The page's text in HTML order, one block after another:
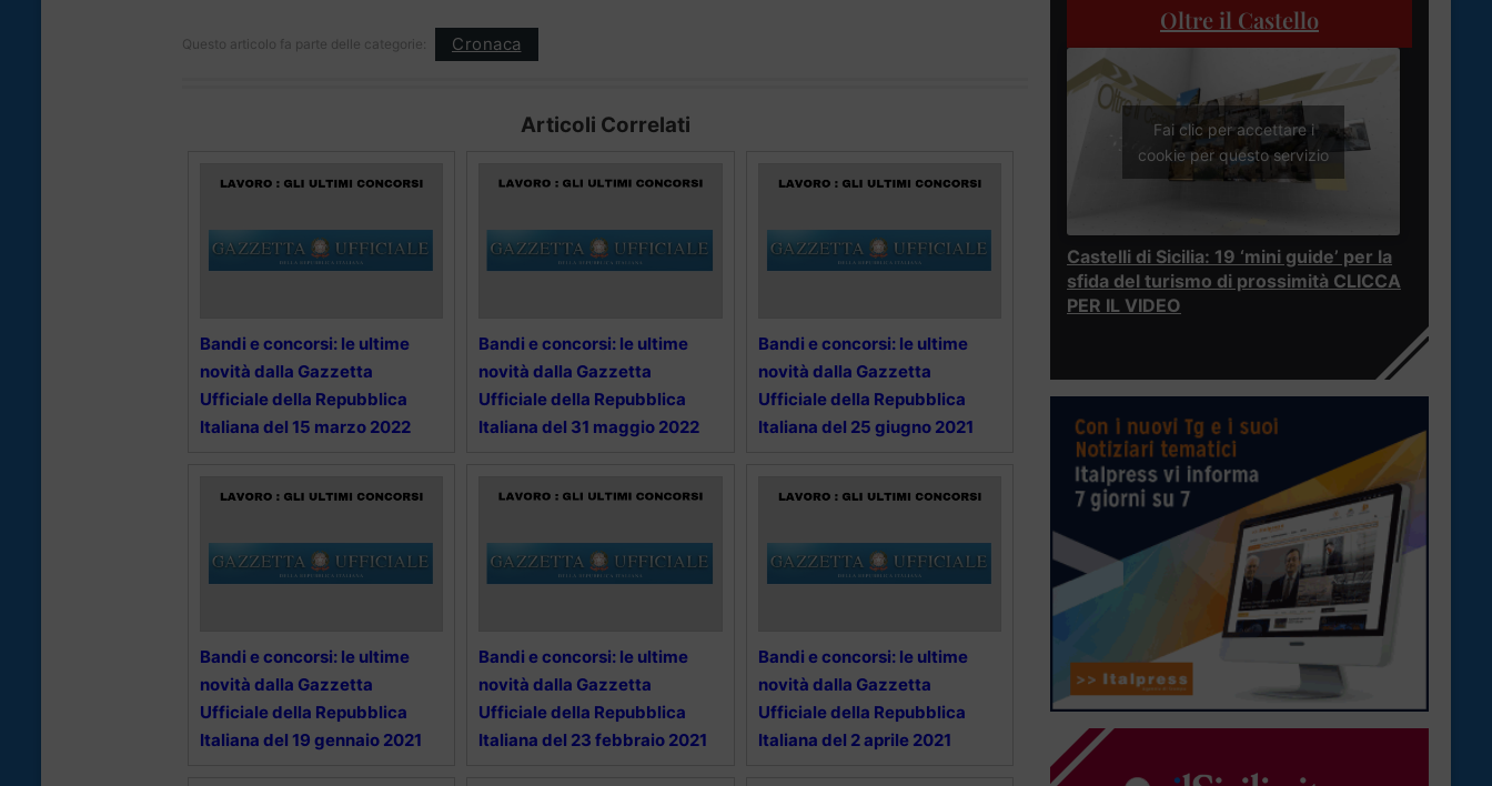
Questo articolo fa parte delle categorie: Cronaca
Articoli Correlati
Bandi e concorsi: le ultime
novità dalla Gazzetta
Ufficiale della Repubblica
Italiana del 15 marzo 2022
Bandi e concorsi: le ultime
novità dalla Gazzetta
Ufficiale della Repubblica
Italiana del 31 maggio 2022
Bandi e concorsi: le ultime
novità dalla Gazzetta
Ufficiale della Repubblica
Italiana del 25 giugno 2021
Bandi e concorsi: le ultime
novità dalla Gazzetta
Ufficiale della Repubblica
Italiana del 19 gennaio 2021
Bandi e concorsi: le ultime
novità dalla Gazzetta
Ufficiale della Repubblica
Italiana del 23 febbraio 2021
Bandi e concorsi: le ultime
novità dalla Gazzetta
Ufficiale della Repubblica
Italiana del 2 aprile 2021
Oltre il Castello
Fai clic per accettare i
cookie per questo servizio
Castelli di Sicilia: 19 ‘mini guide’ per la
sfida del turismo di prossimità CLICCA
PER IL VIDEO